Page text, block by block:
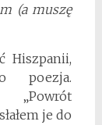
(a muszę
Hiszpanii,
poezja.
„Powrót
je do